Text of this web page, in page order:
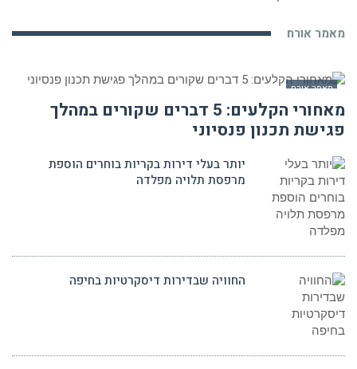
מאמר אורח
מאמר אורח
מאחורי הקלעים: 5 דברים שקורים במהלך
פגישת תכנון פנסיוני
יותר בעלי דירות בקריות בוחרים הוספת
מרפסת תלויה מפלדה
החוויה שבדירות דיסקרטיות בחיפה